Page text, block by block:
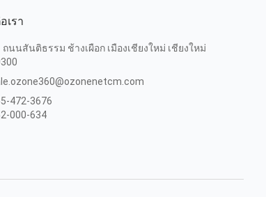
เรา
ถนนสันติธรรม ช้างเผือก เมืองเชียงใหม่ เชียงใหม่
472-3676
000-634